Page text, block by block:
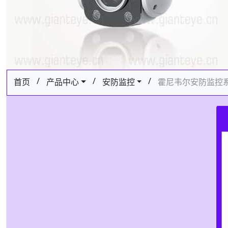
首页 / 产品中心 / 安防监控 / 霍尼韦尔安防监控